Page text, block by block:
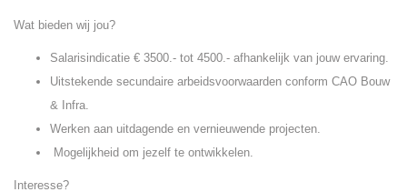
Wat bieden wij jou?
Salarisindicatie € 3500.- tot 4500.- afhankelijk van jouw ervaring.
Uitstekende secundaire arbeidsvoorwaarden conform CAO Bouw
& Infra.
Werken aan uitdagende en vernieuwende projecten.
Mogelijkheid om jezelf te ontwikkelen.
Interesse?